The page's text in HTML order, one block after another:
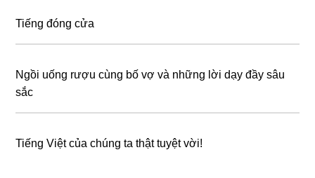
Tiếng đóng cửa
Ngồi uống rượu cùng bố vợ và những lời dạy đầy sâu
sắc
Tiếng Việt của chúng ta thật tuyệt vời!